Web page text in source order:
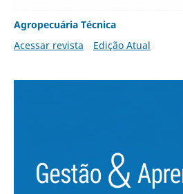
Agropecuária Técnica
Acessar revista
Edição Atual